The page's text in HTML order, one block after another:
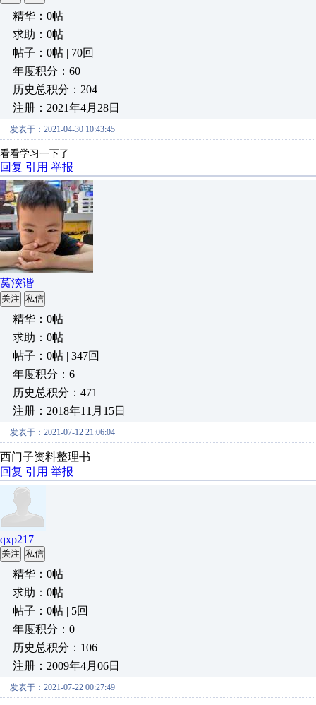
精华：0帖
求助：0帖
帖子：0帖 | 70回
年度积分：60
历史总积分：204
注册：2021年4月28日
发表于：2021-04-30 10:43:45
看看学习一下了
回复 引用 举报
莴湥谐
关注 私信
精华：0帖
求助：0帖
帖子：0帖 | 347回
年度积分：6
历史总积分：471
注册：2018年11月15日
发表于：2021-07-12 21:06:04
西门子资料整理书
回复 引用 举报
qxp217
关注 私信
精华：0帖
求助：0帖
帖子：0帖 | 5回
年度积分：0
历史总积分：106
注册：2009年4月06日
发表于：2021-07-22 00:27:49